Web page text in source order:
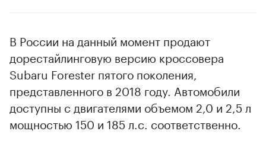
В России на данный момент продают
дорестайлинговую версию кроссовера
Subaru Forester пятого поколения,
представленного в 2018 году. Автомобили
доступны с двигателями объемом 2,0 и 2,5 л
мощностью 150 и 185 л.с. соответственно.